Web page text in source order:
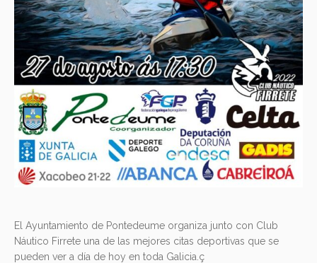
El Ayuntamiento de Pontedeume organiza junto con Club
Náutico Firrete una de las mejores citas deportivas que se
pueden ver a día de hoy en toda Galicia.ç